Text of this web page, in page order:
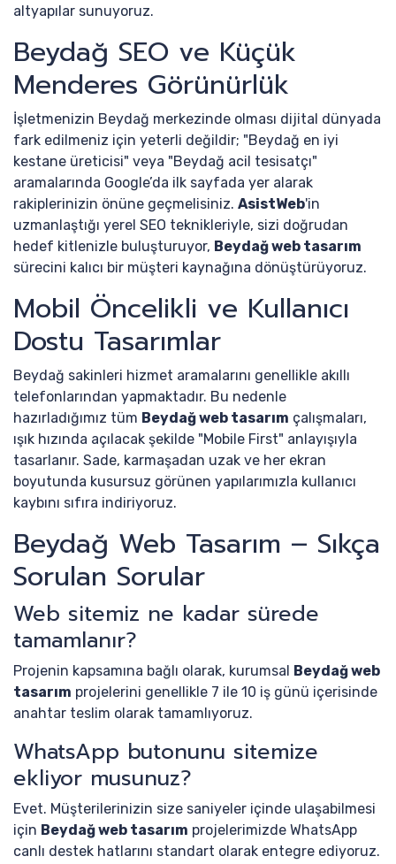
altyapılar sunuyoruz.
Beydağ SEO ve Küçük
Menderes Görünürlük
İşletmenizin Beydağ merkezinde olması dijital dünyada
fark edilmeniz için yeterli değildir; "Beydağ en iyi
kestane üreticisi" veya "Beydağ acil tesisatçı"
aramalarında Google’da ilk sayfada yer alarak
rakiplerinizin önüne geçmelisiniz. AsistWeb'in
uzmanlaştığı yerel SEO teknikleriyle, sizi doğrudan
hedef kitlenizle buluşturuyor, Beydağ web tasarım
sürecini kalıcı bir müşteri kaynağına dönüştürüyoruz.
Mobil Öncelikli ve Kullanıcı
Dostu Tasarımlar
Beydağ sakinleri hizmet aramalarını genellikle akıllı
telefonlarından yapmaktadır. Bu nedenle
hazırladığımız tüm Beydağ web tasarım çalışmaları,
ışık hızında açılacak şekilde "Mobile First" anlayışıyla
tasarlanır. Sade, karmaşadan uzak ve her ekran
boyutunda kusursuz görünen yapılarımızla kullanıcı
kaybını sıfıra indiriyoruz.
Beydağ Web Tasarım – Sıkça
Sorulan Sorular
Web sitemiz ne kadar sürede
tamamlanır?
Projenin kapsamına bağlı olarak, kurumsal Beydağ web
tasarım projelerini genellikle 7 ile 10 iş günü içerisinde
anahtar teslim olarak tamamlıyoruz.
WhatsApp butonunu sitemize
ekliyor musunuz?
Evet. Müşterilerinizin size saniyeler içinde ulaşabilmesi
için Beydağ web tasarım projelerimizde WhatsApp
canlı destek hatlarını standart olarak entegre ediyoruz.